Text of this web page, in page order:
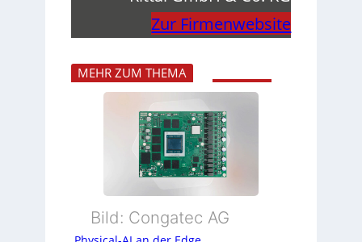
Zur Firmenwebsite
MEHR ZUM THEMA
Bild: Congatec AG